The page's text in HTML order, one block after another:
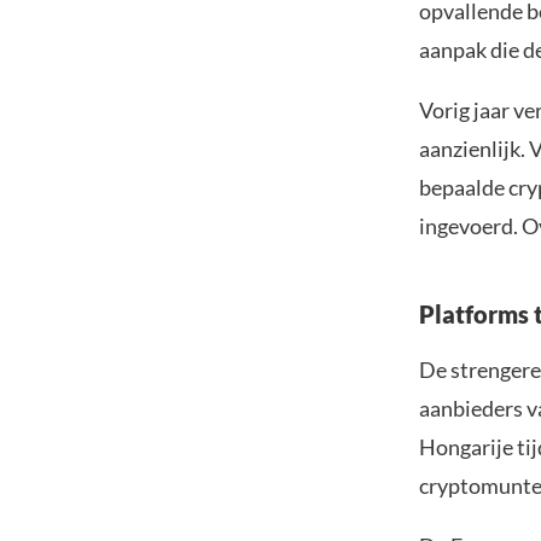
opvallende
aanpak die
Vorig jaar
aanzienlijk.
bepaalde
ingevoerd.
Platforms
De
aanbieders
Hongarije